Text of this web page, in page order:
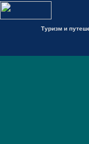
Туризм и